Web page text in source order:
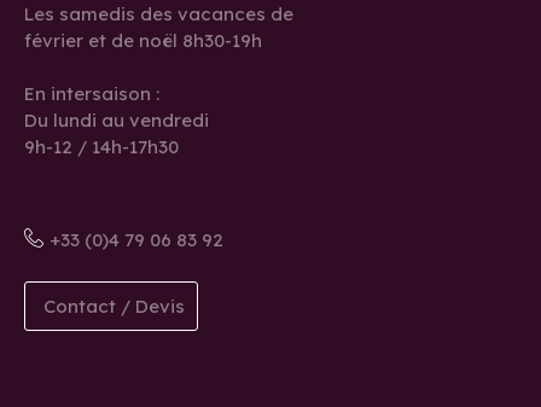
Les samedis des vacances de
février et de noël 8h30-19h
En intersaison :
Du lundi au vendredi
9h-12 / 14h-17h30
+33 (0)4 79 06 83 92
Contact / Devis